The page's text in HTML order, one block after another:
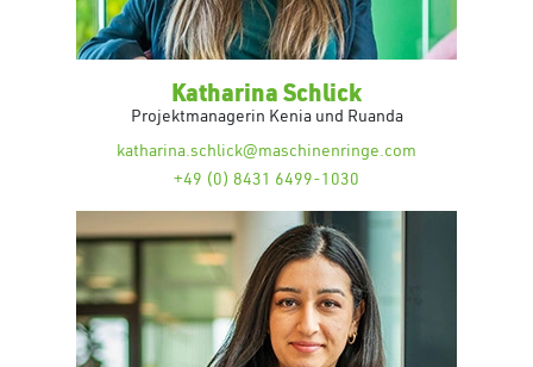
Katharina Schlick
Projektmanagerin Kenia und Ruanda
katharina.schlick@maschinenringe.com
+49 (0) 8431 6499-1030